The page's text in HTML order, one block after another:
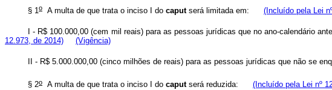
§ 1o A multa de que trata o inciso I do caputserá limitada em: (Incluído pela Lei
I - R$ 100.000,00 (cem mil reais) para as pessoas jurídicas que no ano-calendário
12.973, de 2014)
(Vigência)
II - R$ 5.000.000,00 (cinco milhões de reais) para as pessoas jurídicas que não se
§ 2o A multa de que trata o inciso I do caputserá reduzida: (Incluído pela Lei nº